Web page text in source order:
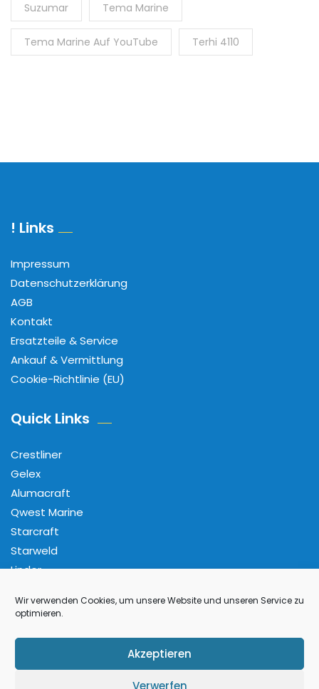
Wir verwenden Cookies, um unsere Website und unseren Service zu
optimieren.
Akzeptieren
Verwerfen
Suzumar Tema Marine
Tema Marine Auf YouTube Terhi 4110
! Links
Impressum
Datenschutzerklärung
AGB
Kontakt
Ersatzteile & Service
Ankauf & Vermittlung
Cookie-Richtlinie (EU)
Quick Links
Crestliner
Gelex
Alumacraft
Qwest Marine
Starcraft
Starweld
Linder
Folge Uns
Facebook
PinterestInstagram
YouTube